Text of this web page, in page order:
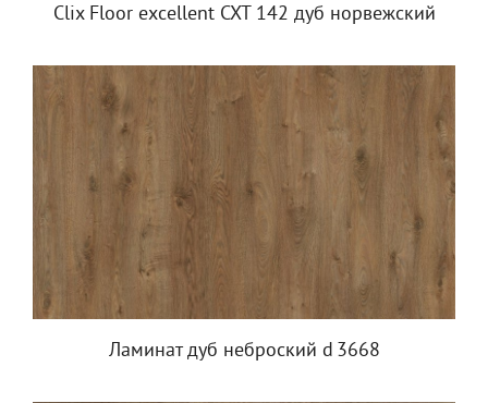
Clix Floor excellent CXT 142 дуб норвежский
Ламинат дуб неброский d 3668